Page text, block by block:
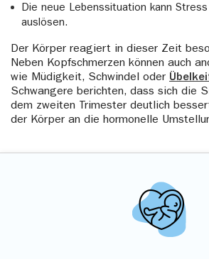
Die neue Lebenssituation kann Stress
auslösen.
Der Körper reagiert in dieser Zeit
Neben Kopfschmerzen können auch
wie Müdigkeit, Schwindel oder
Schwangere berichten, dass sich die
dem zweiten Trimester deutlich
der Körper an die hormonelle